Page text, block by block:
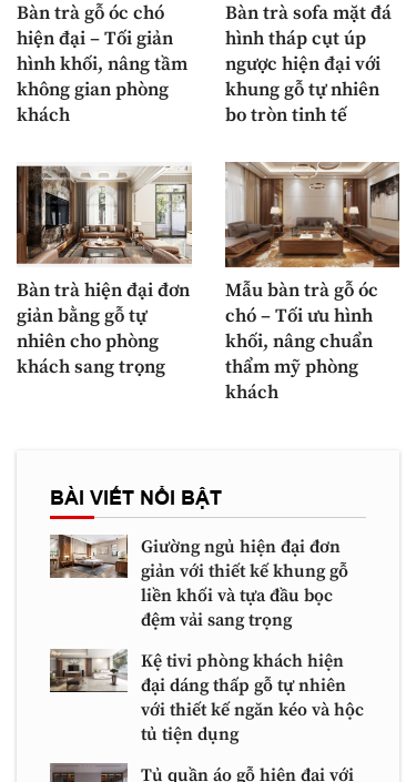
Bàn trà gỗ óc chó
hiện đại – Tối giản
hình khối, nâng tầm
không gian phòng
khách
Bàn trà sofa mặt đá
hình tháp cụt úp
ngược hiện đại với
khung gỗ tự nhiên
bo tròn tinh tế
Bàn trà hiện đại đơn
giản bằng gỗ tự
nhiên cho phòng
khách sang trọng
Mẫu bàn trà gỗ óc
chó – Tối ưu hình
khối, nâng chuẩn
thẩm mỹ phòng
khách
BÀI VIẾT NỔI BẬT
Giường ngủ hiện đại đơn
giản với thiết kế khung gỗ
liền khối và tựa đầu bọc
đệm vải sang trọng
Kệ tivi phòng khách hiện
đại dáng thấp gỗ tự nhiên
với thiết kế ngăn kéo và hộc
tủ tiện dụng
Tủ quần áo gỗ hiện đại với